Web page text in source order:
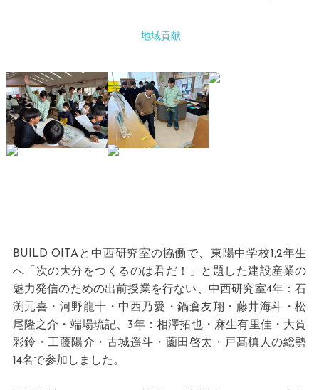
地域貢献
BUILD OITAと中西研究室の協働で、東陽中学校1,2年生
へ「次の大分をつくるのは君だ！」と題した建設産業の
魅力発信のための出前授業を行ない、中西研究室4年：石
渕元喜・河野龍十・中西乃愛・鍋倉友翔・藤井海斗・松
尾隆之介・端場琉記、3年：相澤拓也・麻生有里佳・大賀
彩鈴・工藤陽介・古城遥斗・薗田啓太・戸髙槙人の総勢
14名で参加しました。